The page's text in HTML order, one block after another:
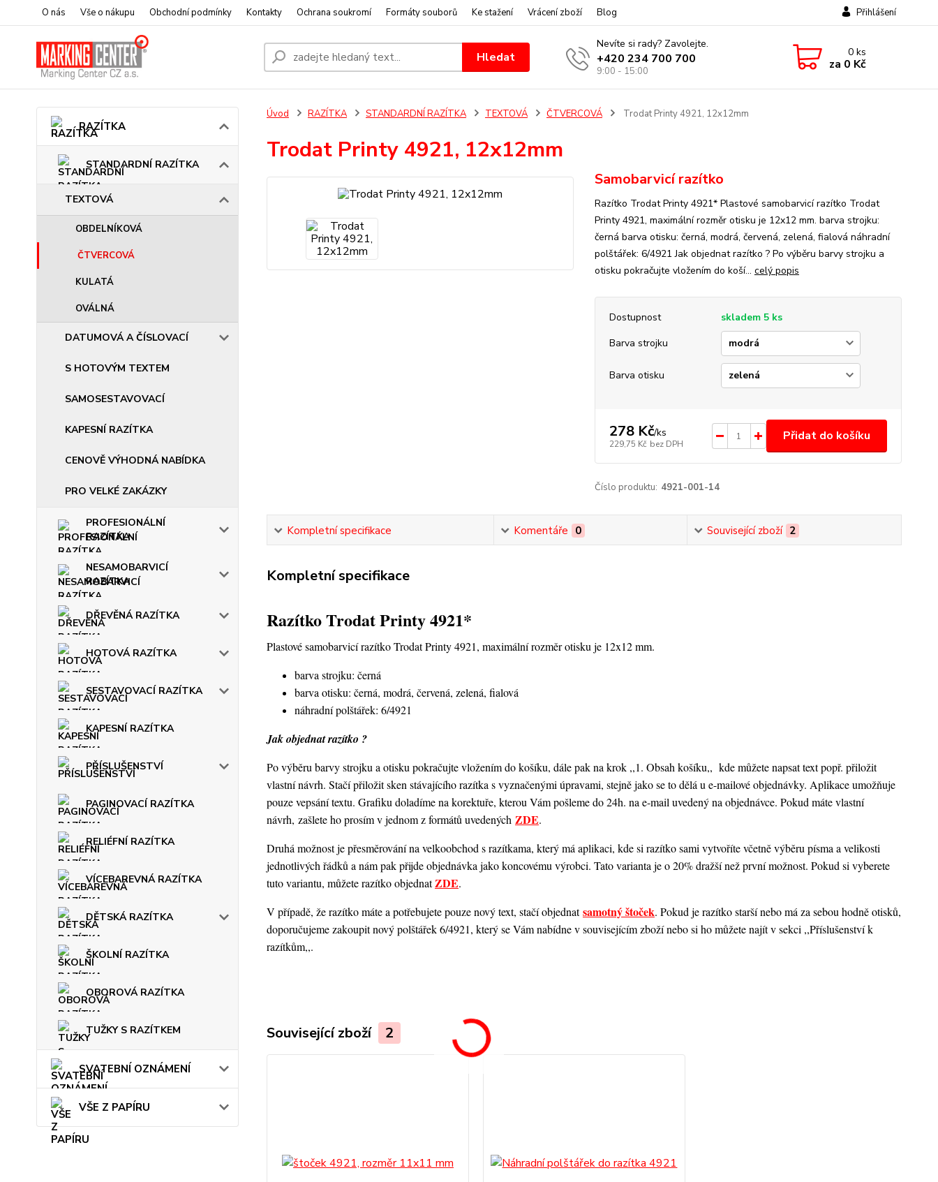
O nás Vše o nákupu Obchodní podmínky Kontakty Ochrana soukromí Formáty souborů Ke stažení Vrácení zboží Blog Přihlášení
Hledat
Nevíte si rady? Zavolejte.
+420 234 700 700
9:00 - 15:00
0ks
za 0 Kč
RAZÍTKA
STANDARDNÍ RAZÍTKA
TEXTOVÁ
OBDELNÍKOVÁ
ČTVERCOVÁ
KULATÁ
OVÁLNÁ
DATUMOVÁ A ČÍSLOVACÍ
S HOTOVÝM TEXTEM
SAMOSESTAVOVACÍ
KAPESNÍ RAZÍTKA
CENOVĚ VÝHODNÁ NABÍDKA
PRO VELKÉ ZAKÁZKY
PROFESIONÁLNÍ
RAZÍTKA
NESAMOBARVICÍ
RAZÍTKA
DŘEVĚNÁ RAZÍTKA
HOTOVÁ RAZÍTKA
SESTAVOVACÍ RAZÍTKA
KAPESNÍ RAZÍTKA
PŘÍSLUŠENSTVÍ
PAGINOVACÍ RAZÍTKA
RELIÉFNÍ RAZÍTKA
VÍCEBAREVNÁ RAZÍTKA
DĚTSKÁ RAZÍTKA
ŠKOLNÍ RAZÍTKA
OBOROVÁ RAZÍTKA
TUŽKY S RAZÍTKEM
SVATEBNÍ OZNÁMENÍ
VŠE Z PAPÍRU
Úvod RAZÍTKA STANDARDNÍ RAZÍTKA TEXTOVÁ ČTVERCOVÁ Trodat Printy 4921, 12x12mm
Trodat Printy 4921, 12x12mm
Samobarvicí razítko
Razítko Trodat Printy 4921* Plastové samobarvicí razítko Trodat
Printy 4921, maximální rozměr otisku je 12x12 mm. barva strojku:
černá barva otisku: černá, modrá, červená, zelená, fialová náhradní
polštářek: 6/4921 Jak objednat razítko ? Po výběru barvy strojku a
otisku pokračujte vložením do koší... celý popis
Dostupnost
skladem 5 ks
Barva strojku
Barva otisku
278 Kč/ks
229,75 Kč bez DPH
Přidat do košíku
Číslo produktu: 4921-001-14
Kompletní specifikace Komentáře 0 Související zboží 2
Kompletní specifikace
Razítko Trodat Printy 4921*
Plastové samobarvicí razítko Trodat Printy 4921, maximální rozměr otisku je 12x12 mm.
barva strojku: černá
barva otisku: černá, modrá, červená, zelená, fialová
náhradní polštářek: 6/4921
Jak objednat razítko ?
Po výběru barvy strojku a otisku pokračujte vložením do košíku, dále pak na krok ,,1. Obsah košíku,, kde můžete napsat text popř. přiložit
vlastní návrh. Stačí přiložit sken stávajícího razítka s vyznačenými úpravami, stejně jako se to dělá u e-mailové objednávky. Aplikace umožňuje
pouze vepsání textu. Grafiku doladíme na korektuře, kterou Vám pošleme do 24h. na e-mail uvedený na objednávce. Pokud máte vlastní
návrh, zašlete ho prosím v jednom z formátů uvedených ZDE.
Druhá možnost je přesměrování na velkoobchod s razítkama, který má aplikaci, kde si razítko sami vytvoříte včetně výběru písma a velikosti
jednotlivých řádků a nám pak přijde objednávka jako koncovému výrobci. Tato varianta je o 20% dražší než první možnost. Pokud si vyberete
tuto variantu, můžete razítko objednatZDE.
V případě, že razítko máte a potřebujete pouze nový text, stačí objednatsamotný štoček. Pokud je razítko starší nebo má za sebou hodně otisků,
doporučujeme zakoupit nový polštářek 6/4921, který se Vám nabídne v souvisejícím zboží nebo si ho můžete najít v sekci ,,Příslušenství k
razítkům,,.
Související zboží 2